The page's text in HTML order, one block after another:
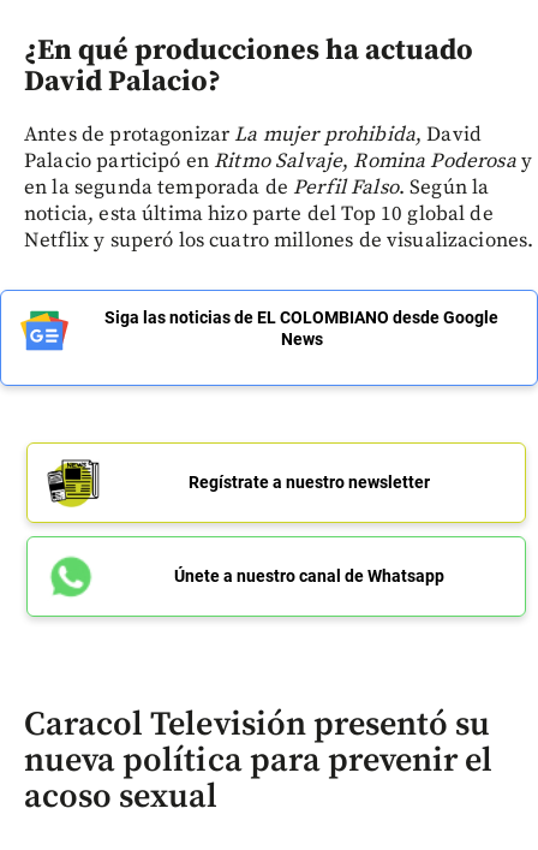
¿En qué producciones ha actuado
David Palacio?
Antes de protagonizarLa mujer prohibida, David
Palacio participó enRitmo Salvaje,Romina Poderosay
en la segunda temporada dePerfil Falso. Según la
noticia, esta última hizo parte del Top 10 global de
Netflix y superó los cuatro millones de visualizaciones.
Siga las noticias de EL COLOMBIANO desde Google
News
Regístrate a nuestro newsletter
Únete a nuestro canal de Whatsapp
Caracol Televisión presentó su
nueva política para prevenir el
acoso sexual